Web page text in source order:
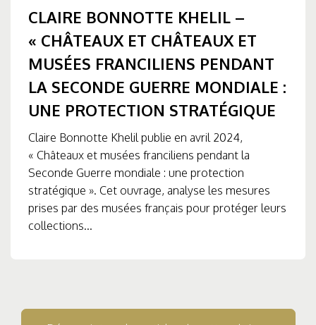
CLAIRE BONNOTTE KHELIL –
« CHÂTEAUX ET CHÂTEAUX ET
MUSÉES FRANCILIENS PENDANT
LA SECONDE GUERRE MONDIALE :
UNE PROTECTION STRATÉGIQUE
Claire Bonnotte Khelil publie en avril 2024,
« Châteaux et musées franciliens pendant la
Seconde Guerre mondiale : une protection
stratégique ». Cet ouvrage, analyse les mesures
prises par des musées français pour protéger leurs
collections...